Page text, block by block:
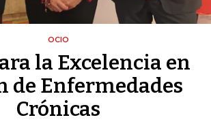
OCIO
la Excelencia en
de Enfermedades
Crónicas